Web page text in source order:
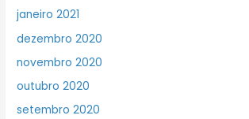
janeiro 2021
dezembro 2020
novembro 2020
outubro 2020
setembro 2020